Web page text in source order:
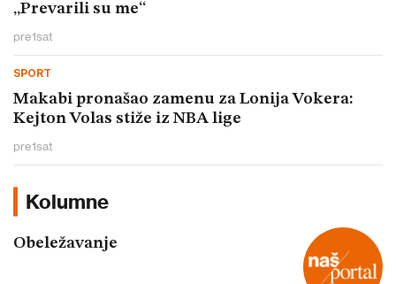
„Prevarili su me“
pre1sat
SPORT
Makabi pronašao zamenu za Lonija Vokera:
Kejton Volas stiže iz NBA lige
pre1sat
Kolumne
Obeležavanje